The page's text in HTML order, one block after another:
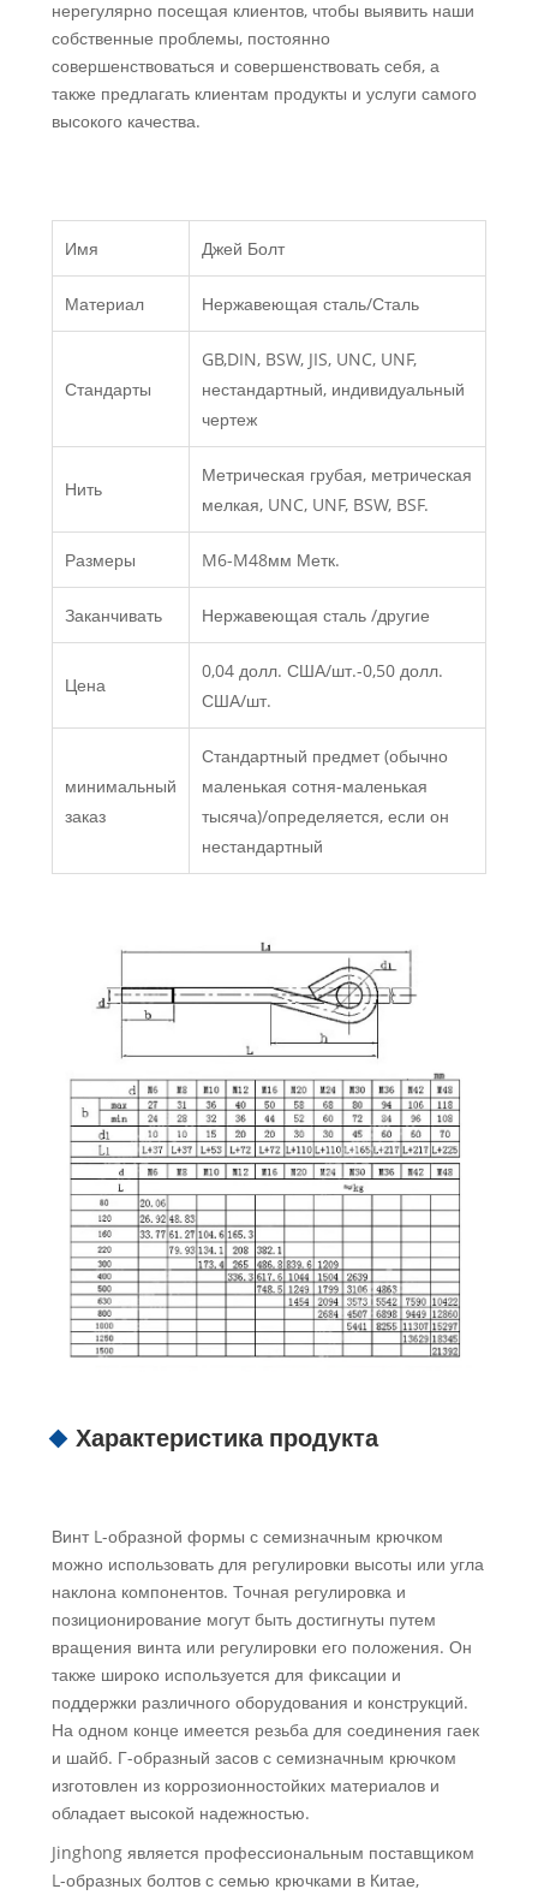
нерегулярно посещая клиентов, чтобы выявить наши
собственные проблемы, постоянно
совершенствоваться и совершенствовать себя, а
также предлагать клиентам продукты и услуги самого
высокого качества.
Имя Джей Болт
Материал Нержавеющая сталь/Сталь
Стандарты
GB,DIN, BSW, JIS, UNC, UNF,
нестандартный, индивидуальный
чертеж
Нить
Метрическая грубая, метрическая
мелкая, UNC, UNF, BSW, BSF.
Размеры M6-M48мм Метк.
Заканчивать Нержавеющая сталь /другие
Цена
0,04 долл. США/шт.-0,50 долл.
США/шт.
минимальный
заказ
Стандартный предмет (обычно
маленькая сотня-маленькая
тысяча)/определяется, если он
нестандартный
Характеристика продукта
Винт L-образной формы с семизначным крючком
можно использовать для регулировки высоты или угла
наклона компонентов. Точная регулировка и
позиционирование могут быть достигнуты путем
вращения винта или регулировки его положения. Он
также широко используется для фиксации и
поддержки различного оборудования и конструкций.
На одном конце имеется резьба для соединения гаек
и шайб. Г-образный засов с семизначным крючком
изготовлен из коррозионностойких материалов и
обладает высокой надежностью.
Jinghong является профессиональным поставщиком
L-образных болтов с семью крючками в Китае,